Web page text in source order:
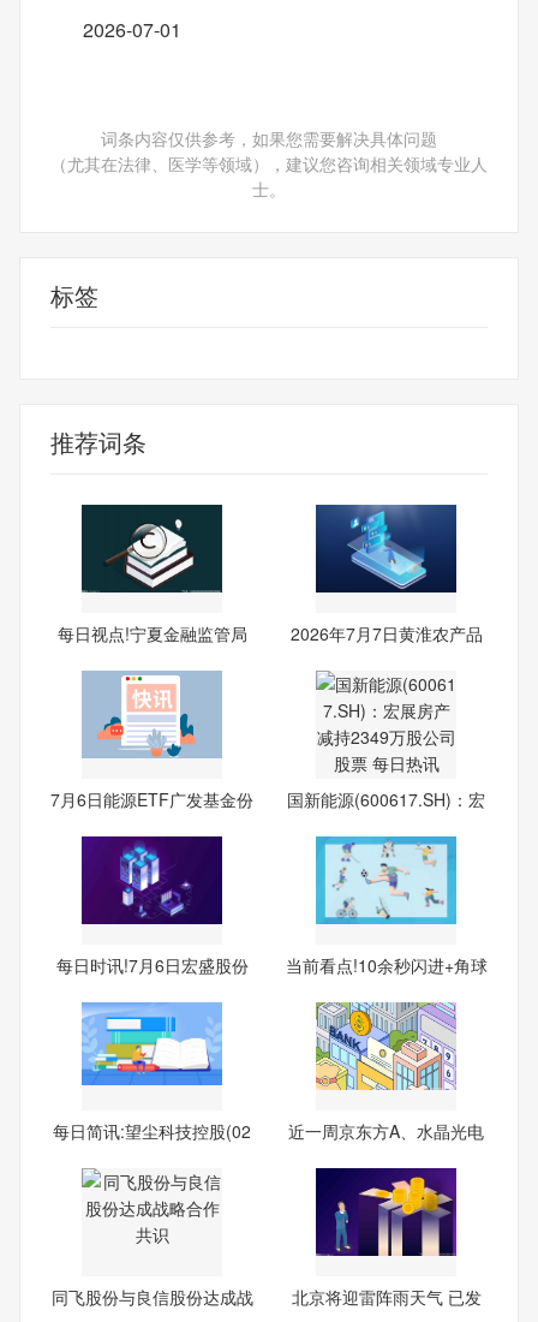
2026-07-01
词条内容仅供参考，如果您需要解决具体问题
（尤其在法律、医学等领域），建议您咨询相关领域专业人
士。
标签
推荐词条
每日视点!宁夏金融监管局
2026年7月7日黄淮农产品
7月6日能源ETF广发基金份
国新能源(600617.SH)：宏
每日时讯!7月6日宏盛股份
当前看点!10余秒闪进+角球
每日简讯:望尘科技控股(02
近一周京东方A、水晶光电
同飞股份与良信股份达成战
北京将迎雷阵雨天气 已发